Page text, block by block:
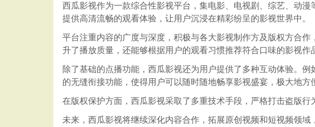
西瓜影视作为一款综合性影视平台，集电影、电视剧、综艺、动
提供高清流畅的观看体验，让用户沉浸在精彩纷呈的影视世界中。
平台注重内容的广度与深度，积极与各大影视制作方及版权方合
升了播放质量，还能够根据用户的观看习惯推荐符合口味的影视作
除了基础的点播功能，西瓜影视还为用户提供了多种互动体验。
的无缝衔接功能，使得用户可以随时随地畅享影视盛宴，极大地方
在版权保护方面，西瓜影视采取了多重技术手段，严格打击盗版
未来，西瓜影视将继续深化内容合作，拓展原创视频和短视频领